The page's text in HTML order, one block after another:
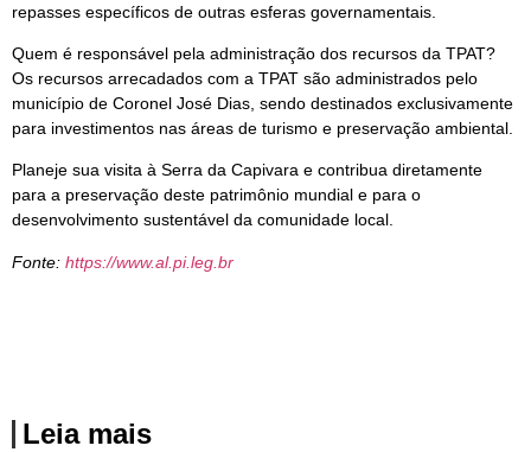
repasses específicos de outras esferas governamentais.
Quem é responsável pela administração dos recursos da TPAT?
Os recursos arrecadados com a TPAT são administrados pelo
município de Coronel José Dias, sendo destinados exclusivamente
para investimentos nas áreas de turismo e preservação ambiental.
Planeje sua visita à Serra da Capivara e contribua diretamente
para a preservação deste patrimônio mundial e para o
desenvolvimento sustentável da comunidade local.
Fonte: https://www.al.pi.leg.br
Leia mais